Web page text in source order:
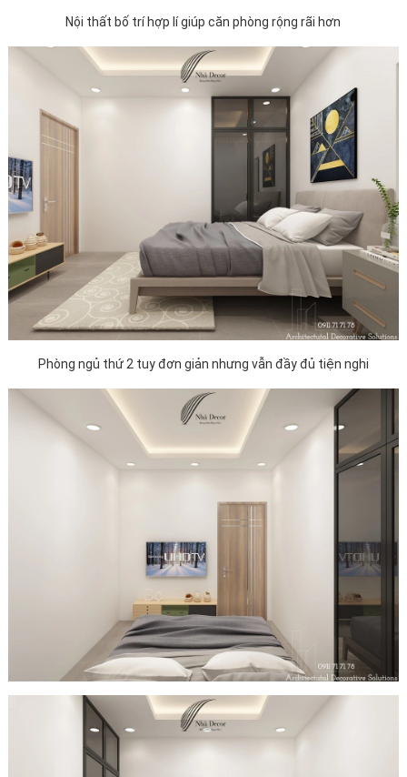
Nội thất bố trí hợp lí giúp căn phòng rộng rãi hơn
Phòng ngủ thứ 2 tuy đơn giản nhưng vẫn đầy đủ tiện nghi